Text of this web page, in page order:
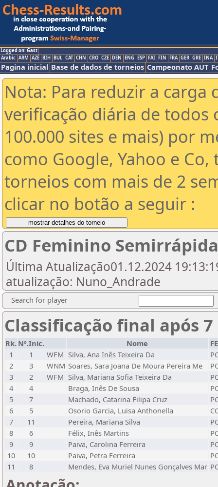
Logged on: Gast
Arabic ARM AZE BIH BUL CAT CHN CRO CZE DEN ENG ESP FAI FIN FRA GER GRE INA
Pagina inicial Base de dados de torneios Campeonato AUT
Nota: Para reduzir a carga
verificação diária de todos
100.000 sites e mais) por
como Google, Yahoo e
torneios com mais de 2
clicar no botão a seguir :
CD Feminino
Última Atualização01.12.2024
atualização: Nuno_Andrade
Search for player
Classificação final após
Rk. Nº.Inic. Nome
1
1 WFM Silva, Ana Inês Teixeira Da
2
3 WNM Soares, Sara Joana De Moura Pereira Me
3
2 WFM Silva, Mariana Sofia Teixeira Da
4
4 Braga, Inês De Sousa
5
7 Machado, Catarina Filipa Cruz
6
5 Osorio Garcia, Luisa Anthonella
7
11 Pereira, Mariana Silva
8
6 Félix, Inês Martins
9
9 Paiva, Carolina Ferreira
10
10 Paiva, Petra Ferreira
11
8 Mendes, Eva Muriel Nunes Gonçalves Mar